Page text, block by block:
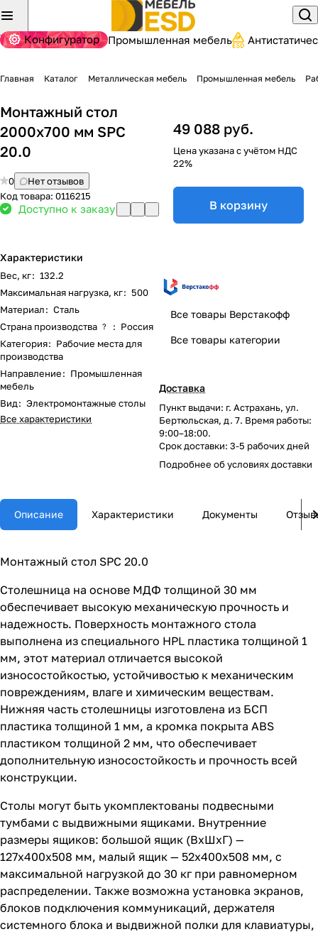
Конфигуратор Промышленная мебель
Главная Каталог Металлическая мебель Промышленная мебель
Монтажный стол
2000x700 мм SPC
20.0
0
Нет отзывов
Код товара: 0116215
Доступно к заказу
Характеристики
Вес, кг: 132.2
Максимальная нагрузка, кг: 500
Материал: Сталь
Страна производства ? : Россия
Категория: Рабочие места для
производства
Направление: Промышленная
мебель
Вид: Электромонтажные столы
Все характеристики
49 088 руб.
Цена указана с учётом НДС
22%
В корзину
Все товары Верстакофф
Все товары категории
Доставка
Пункт выдачи: г. Астрахань, ул.
Бертюльская, д. 7. Время работы:
9:00–18:00.
Срок доставки: 3-5 рабочих дней
Подробнее обусловиях доставки
Описание Характеристики Документы
Монтажный стол SPC 20.0
Столешница на основе МДФ толщиной 30 мм
обеспечивает высокую механическую прочность и
надежность. Поверхность монтажного стола
выполнена из специального HPL пластика толщиной 1
мм, этот материал отличается высокой
износостойкостью, устойчивостью к механическим
повреждениям, влаге и химическим веществам.
Нижняя часть столешницы изготовлена из БСП
пластика толщиной 1 мм, а кромка покрыта ABS
пластиком толщиной 2 мм, что обеспечивает
дополнительную износостойкость и прочность всей
конструкции.
Столы могут быть укомплектованы подвесными
тумбами с выдвижными ящиками. Внутренние
размеры ящиков: большой ящик (ВхШхГ) —
127х400х508 мм, малый ящик — 52х400х508 мм, с
максимальной нагрузкой до 30 кг при равномерном
распределении. Также возможна установка экранов,
блоков подключения коммуникаций, держателя
системного блока и выдвижной полки для клавиатуры,